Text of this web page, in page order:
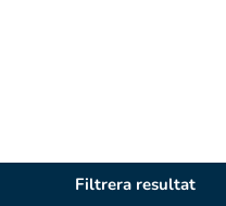
Filtrera resultat